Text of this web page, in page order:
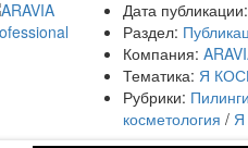
Дата публикации:
Раздел:
Компания:
Тематика: Я
Рубрики: Пилинги
косметология /